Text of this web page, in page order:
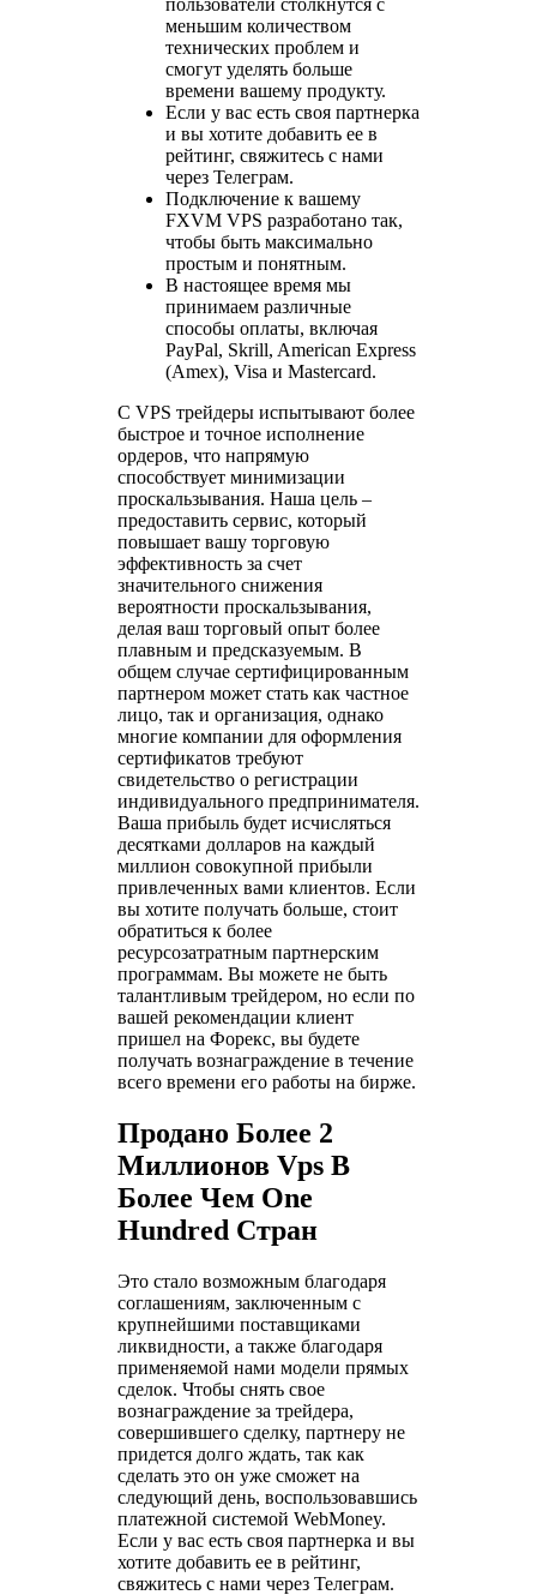
меньшим количеством
технических проблем и
смогут уделять больше
времени вашему продукту.
Если у вас есть своя партнерка
и вы хотите добавить ее в
рейтинг, свяжитесь с нами
через Телеграм.
Подключение к вашему
FXVM VPS разработано так,
чтобы быть максимально
простым и понятным.
В настоящее время мы
принимаем различные
способы оплаты, включая
PayPal, Skrill, American Express
(Amex), Visa и Mastercard.
С VPS трейдеры испытывают более
быстрое и точное исполнение
ордеров, что напрямую
способствует минимизации
проскальзывания. Наша цель –
предоставить сервис, который
повышает вашу торговую
эффективность за счет
значительного снижения
вероятности проскальзывания,
делая ваш торговый опыт более
плавным и предсказуемым. В
общем случае сертифицированным
партнером может стать как частное
лицо, так и организация, однако
многие компании для оформления
сертификатов требуют
свидетельство о регистрации
индивидуального предпринимателя.
Ваша прибыль будет исчисляться
десятками долларов на каждый
миллион совокупной прибыли
привлеченных вами клиентов. Если
вы хотите получать больше, стоит
обратиться к более
ресурсозатратным партнерским
программам. Вы можете не быть
талантливым трейдером, но если по
вашей рекомендации клиент
пришел на Форекс, вы будете
получать вознаграждение в течение
всего времени его работы на бирже.
Продано Более 2
Миллионов Vps В
Более Чем One
Hundred Стран
Это стало возможным благодаря
соглашениям, заключенным с
крупнейшими поставщиками
ликвидности, а также благодаря
применяемой нами модели прямых
сделок. Чтобы снять свое
вознаграждение за трейдера,
совершившего сделку, партнеру не
придется долго ждать, так как
сделать это он уже сможет на
следующий день, воспользовавшись
платежной системой WebMoney.
Если у вас есть своя партнерка и вы
хотите добавить ее в рейтинг,
свяжитесь с нами через Телеграм.